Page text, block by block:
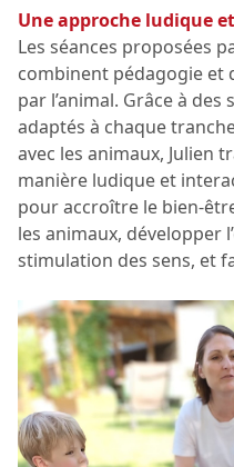
Une approche ludique
Les séances proposées
combinent pédagogie et
par l’animal. Grâce à
adaptés à chaque
avec les animaux, Julien
manière ludique et
pour accroître le bien-
les animaux, développer
stimulation des sens, et